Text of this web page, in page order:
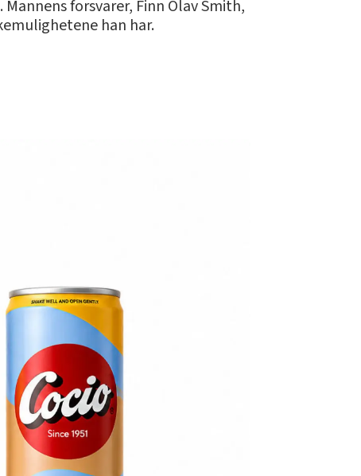
forsvarer, Finn Olav Smith,
han har.